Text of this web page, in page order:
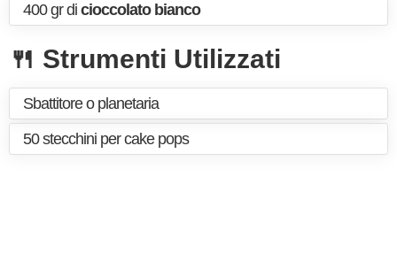
400 gr di cioccolato bianco
🍴 Strumenti Utilizzati
Sbattitore o planetaria
50 stecchini per cake pops